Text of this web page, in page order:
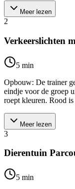
Meer lezen
2
Verkeerslichten
5 min
Opbouw: De trainer
eindje voor de groep
roept kleuren. Rood
Meer lezen
3
Dierentuin
5 min